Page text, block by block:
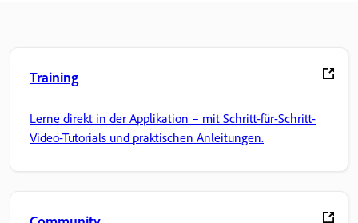
Training
Lerne direkt in der Applikation – mit Schritt-für-Schritt-
Video-Tutorials und praktischen Anleitungen.